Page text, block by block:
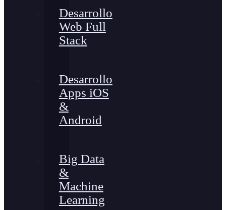
Desarrollo
Web Full
Stack
Desarrollo
Apps iOS
&
Android
Big Data
&
Machine
Learning